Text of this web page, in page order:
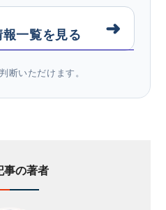
一覧を見る ➜
断いただけます。
事の著者